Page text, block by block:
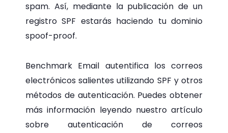
spam. Así, mediante la publicación de un
registro SPF estarás haciendo tu dominio
spoof-proof.
Benchmark Email autentifica los correos
electrónicos salientes utilizando SPF y otros
métodos de autenticación. Puedes obtener
más información leyendo nuestro artículo
sobre autenticación de correos